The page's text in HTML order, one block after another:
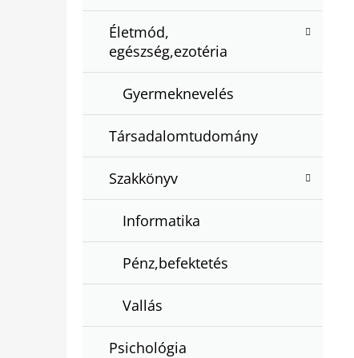
Életmód,
egészség,ezotéria
Gyermeknevelés
Társadalomtudomány
Szakkönyv
Informatika
Pénz,befektetés
Vallás
Psichológia